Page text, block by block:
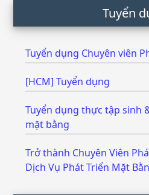
Tuyển
Tuyển dụng Chuyên viên
[HCM] Tuyển dụng
Tuyển dụng thực tập sinh
mặt bằng
Trở thành Chuyên Viên
Dịch Vụ Phát Triển Mặt